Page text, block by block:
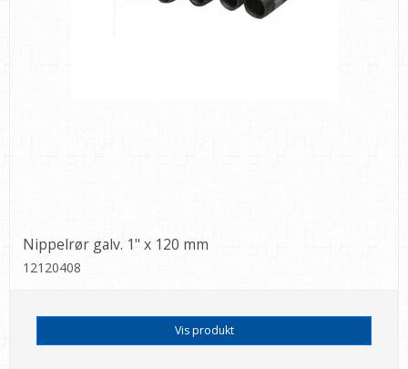
Nippelrør galv. 1" x 120 mm
12120408
Vis produkt